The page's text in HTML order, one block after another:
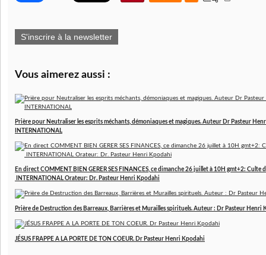
S'inscrire à la newsletter
Vous aimerez aussi :
Prière pour Neutraliser les esprits méchants, démoniaques et magiques. Auteur Dr Pasteur
INTERNATIONAL
En direct COMMENT BIEN GERER SES FINANCES, ce dimanche 26 juillet à 10H gmt+2:
INTERNATIONAL Orateur: Dr. Pasteur Henri Kpodahi
Prière de Destruction des Barreaux, Barrières et Murailles spirituels. Auteur : Dr Pasteur Henri
JÉSUS FRAPPE A LA PORTE DE TON COEUR. Dr Pasteur Henri Kpodahi